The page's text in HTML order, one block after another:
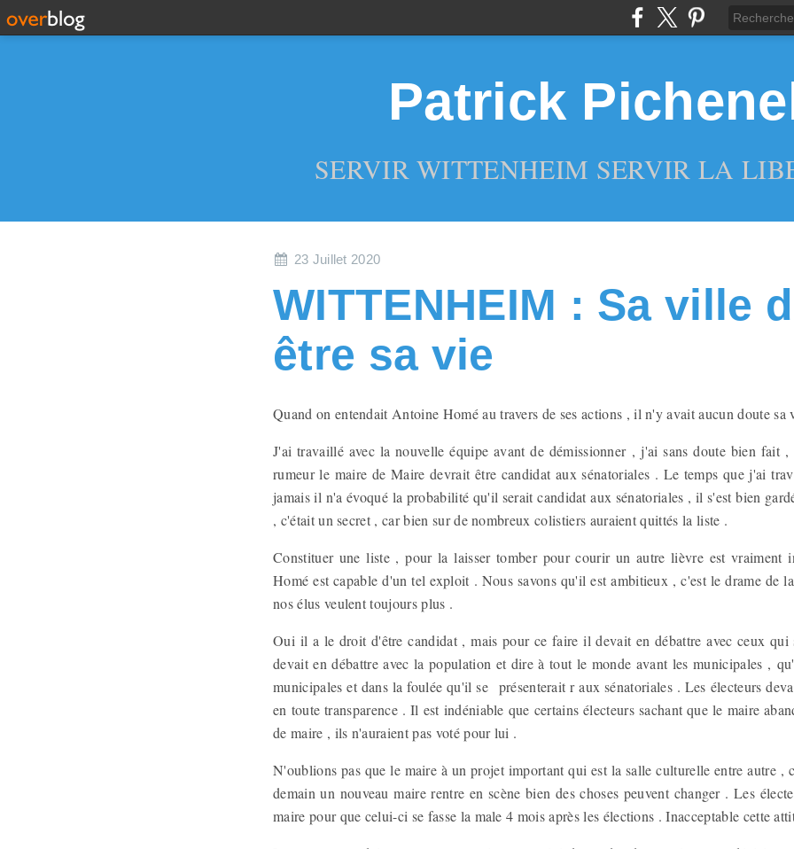
Patrick
SERVIR WITTENHEIM SERVIR LA
23 Juillet 2020
WITTENHEIM : Sa ville
être sa vie
Quand on entendait Antoine Homé au travers de ses actions , il n'y avait aucun doute
J'ai travaillé avec la nouvelle équipe avant de démissionner , j'ai sans doute bien fait
rumeur le maire de Maire devrait être candidat aux sénatoriales . Le temps que j'ai
jamais il n'a évoqué la probabilité qu'il serait candidat aux sénatoriales , il s'est bien
, c'était un secret , car bien sur de nombreux colistiers auraient quittés la liste .
Constituer une liste , pour la laisser tomber pour courir un autre lièvre est vraiment
Homé est capable d'un tel exploit . Nous savons qu'il est ambitieux , c'est le drame de
nos élus veulent toujours plus .
Oui il a le droit d'être candidat , mais pour ce faire il devait en débattre avec ceux qui
devait en débattre avec la population et dire à tout le monde avant les municipales ,
municipales et dans la foulée qu'il se présenterait r aux sénatoriales . Les électeurs
en toute transparence . Il est indéniable que certains électeurs sachant que le maire
de maire , ils n'auraient pas voté pour lui .
N'oublions pas que le maire à un projet important qui est la salle culturelle entre autre ,
demain un nouveau maire rentre en scène bien des choses peuvent changer . Les
maire pour que celui-ci se fasse la male 4 mois après les élections . Inacceptable cette